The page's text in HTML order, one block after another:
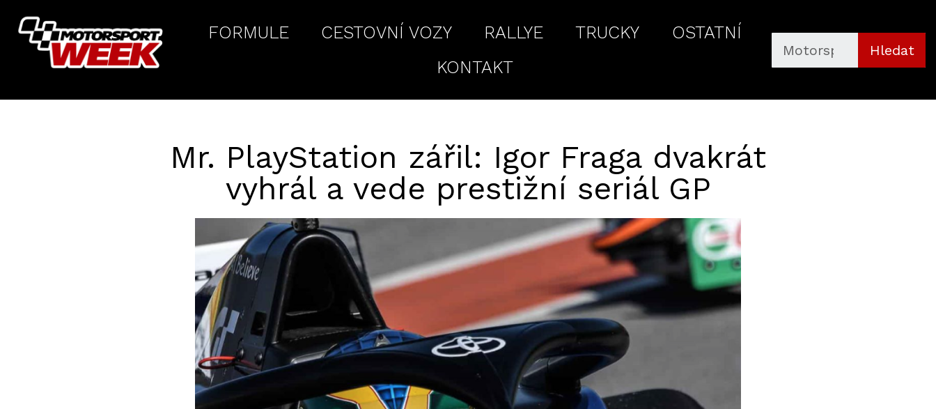
FORMULE CESTOVNÍ VOZY RALLYE TRUCKY
OSTATNÍ
KONTAKT
Hledat
Mr. PlayStation zářil: Igor Fraga dvakrát
vyhrál a vede prestižní seriál GP